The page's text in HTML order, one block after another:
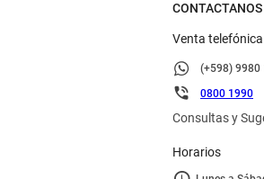
CONTACTANOS
Venta telefónica
(+598) 9980
0800 1990
Consultas y
Horarios